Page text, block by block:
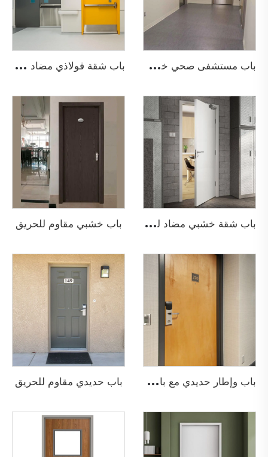
ب
اب مستشفى صحي خشبي مضاد للحريق ب
اب شقة فولاذي مضاد للحريق
ب
اب شقة خشبي مضاد للحريق باب خشبي مقاوم للحريق
ب
اب وإطار حديدي مع باب خشبي مقاوم للحريق باب حديدي مقاوم للحريق